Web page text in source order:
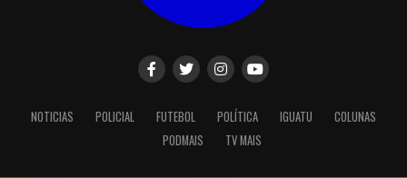
NOTICIAS POLICIAL FUTEBOL POLÍTICA IGUATU
COLUNAS
PODMAIS
TV MAIS